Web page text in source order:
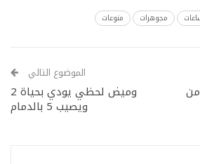
مجوهرات منوعات
الموضوع التالي
وميض لحظي يودي بحياة 2
ويصيب 5 بالدمام